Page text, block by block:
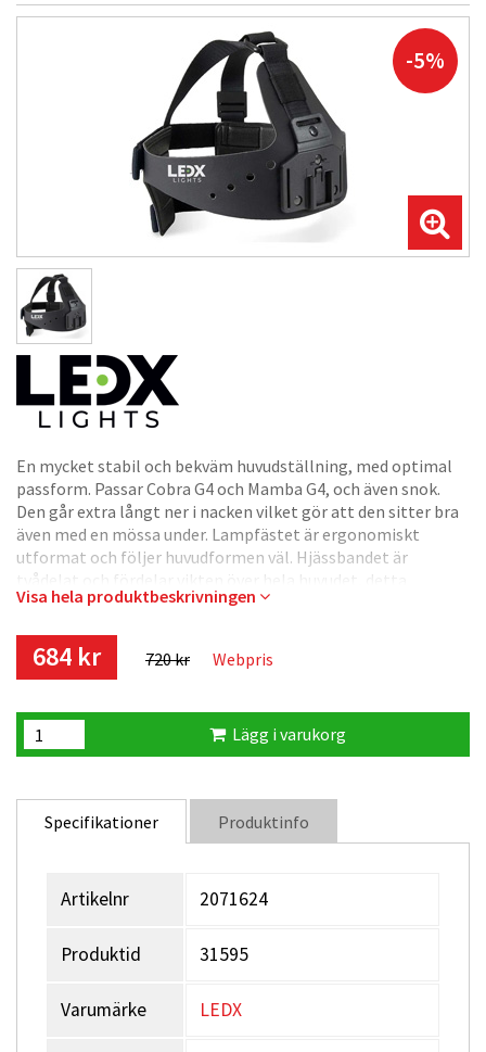
-5%
En mycket stabil och bekväm huvudställning, med optimal
passform. Passar Cobra G4 och Mamba G4, och även snok.
Den går extra långt ner i nacken vilket gör att den sitter bra
även med en mössa under. Lampfästet är ergonomiskt
utformat och följer huvudformen väl. Hjässbandet är
tvådelat och fördelar vikten över hela huvudet, detta
uppskattas också av de som har en tofs eller hästsvans bak i
huvuden.
Material: Dartex och mjuk foam
Storlek: 48 – 63 cm
Visa hela produktbeskrivningen
684 kr 720 kr Webpris
Lägg i varukorg
Specifikationer Produktinfo
Artikelnr 2071624
Produktid 31595
Varumärke LEDX